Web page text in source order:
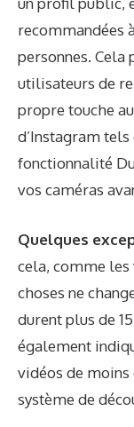
recommandées
personnes. Cela
utilisateurs de
propre touche
d’Instagram
fonctionnalité
vos caméras
Quelques
cela, comme
choses ne
durent plus de
également
vidéos de
système de